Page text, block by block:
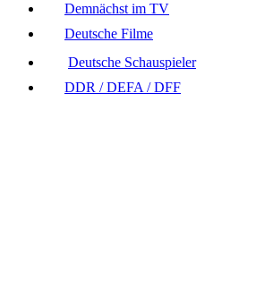
Demnächst im TV
Deutsche Filme
Deutsche Schauspieler
DDR / DEFA / DFF